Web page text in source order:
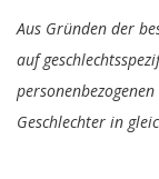
Aus Gründen der
auf
Geschlechter in